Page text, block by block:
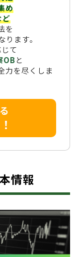
め
を
ます。
て
OBと
力を尽くしま
情報